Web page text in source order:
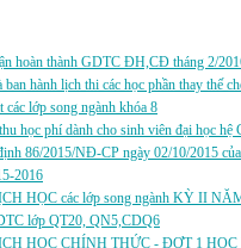
hoàn thành GDTC ĐH,CĐ tháng 2/
ban hành lịch thi các học phần thay thế
các lớp song ngành khóa 8
học phí dành cho sinh viên đại học
86/2015/NĐ-CP ngày 02/10/2015
2016
HỌC các lớp song ngành KỲ II
lớp QT20, QN5,CDQ6
HỌC CHÍNH THỨC - ĐỢT 1